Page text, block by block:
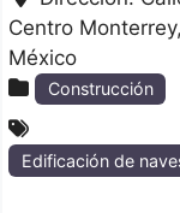
Centro
México
Construcción
Edificación de